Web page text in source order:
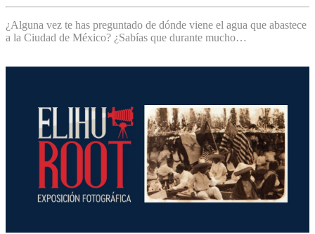
¿Alguna vez te has preguntado de dónde viene el agua que abastece
a la Ciudad de México? ¿Sabías que durante mucho…